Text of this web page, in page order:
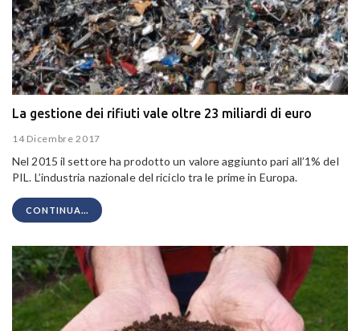
La gestione dei rifiuti vale oltre 23 miliardi di euro
14 Dicembre 2017
Nel 2015 il settore ha prodotto un valore aggiunto pari all’1% del
PIL. L’industria nazionale del riciclo tra le prime in Europa.
CONTINUA...